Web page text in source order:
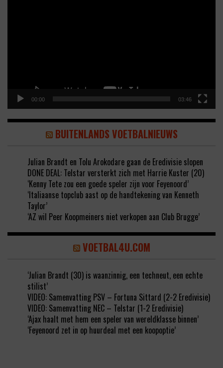
00:00 03:46
BUITENLANDS VOETBALNIEUWS
Julian Brandt en Tolu Arokodare gaan de Eredivisie slopen
DONE DEAL: Telstar versterkt zich met Harrie Kuster (20)
‘Kenny Tete zou een goede speler zijn voor Feyenoord’
‘Italiaanse topclub aast op de handtekening van Kenneth
Taylor’
‘AZ wil Peer Koopmeiners niet verkopen aan Club Brugge’
VOETBAL4U.COM
‘Julian Brandt (30) is waanzinnig, een techneut, een echte
stilist’
VIDEO: Samenvatting PSV – Fortuna Sittard (2-2 Eredivisie)
VIDEO: Samenvatting NEC – Telstar (1-2 Eredivisie)
‘Ajax haalt met hem een speler van wereldklasse binnen’
‘Feyenoord zet in op huurdeal met een koopoptie’